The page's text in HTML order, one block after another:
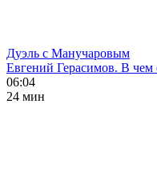
Дуэль с Манучаровым
Евгений Герасимов. В чем
06:04
24 мин